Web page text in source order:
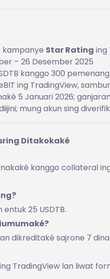
kampanye Star Rating ing
– 26 Desember 2025
kanggo 300
ing TradingView,
5 Januari 2026;
mung akun sing
Ditakokaké
kanggo collateral
25 USDTB.
dikreditaké sajrone 7
TradingView lan liwat